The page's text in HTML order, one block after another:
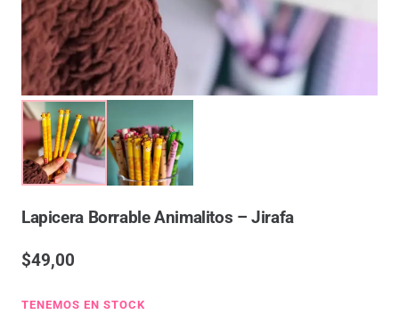
Lapicera Borrable Animalitos – Jirafa
$49,00
TENEMOS EN STOCK